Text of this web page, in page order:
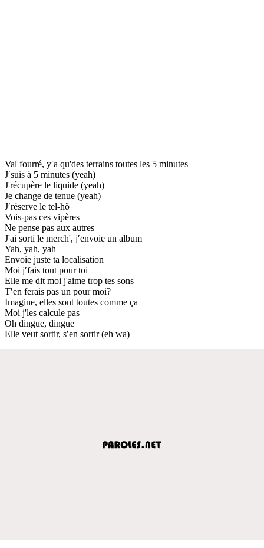
Val fourré, y′a qu'des terrains toutes les 5 minutes
J′suis à 5 minutes (yeah)
J'récupère le liquide (yeah)
Je change de tenue (yeah)
J′réserve le tel-hô
Vois-pas ces vipères
Ne pense pas aux autres
J'ai sorti le merch', j′envoie un album
Yah, yah, yah
Envoie juste ta localisation
Moi j′fais tout pour toi
Elle me dit moi j'aime trop tes sons
T′en ferais pas un pour moi?
Imagine, elles sont toutes comme ça
Moi j'les calcule pas
Oh dingue, dingue
Elle veut sortir, s′en sortir (eh wa)